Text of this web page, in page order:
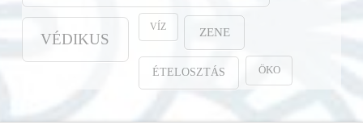
VÉDIKUS
VÍZ ZENE
ÉTELOSZTÁS ÖKO